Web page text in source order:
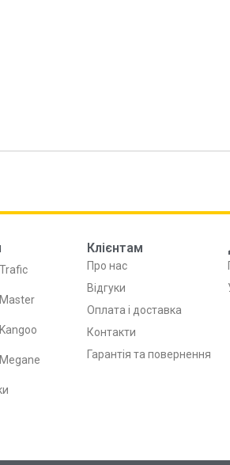
Клієнтам
Про нас
Відгуки
Оплата і доставка
Контакти
Гарантія та повернення